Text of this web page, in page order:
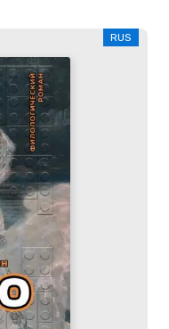
RUS